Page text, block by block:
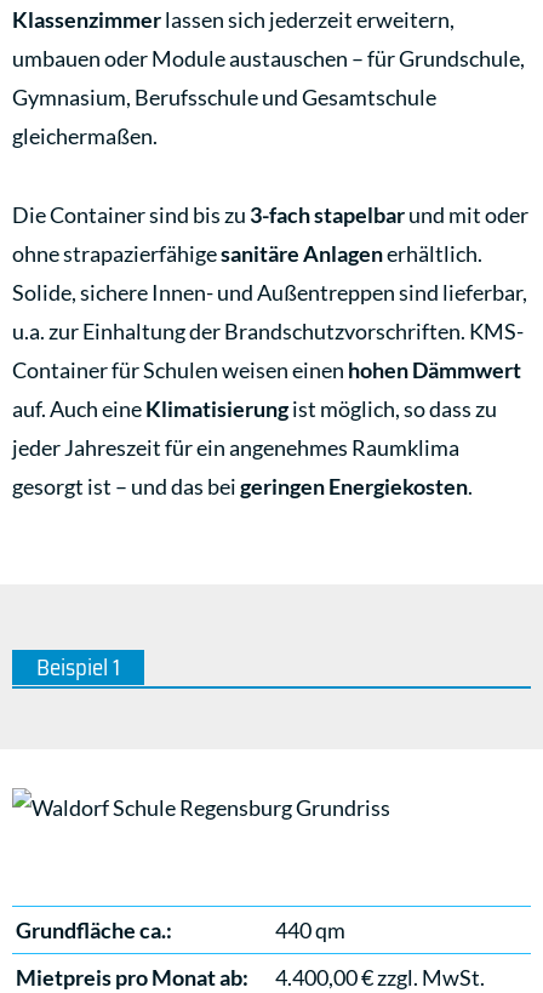
Klassenzimmerlassen sich jederzeit erweitern,
umbauen oder Module austauschen – für Grundschule,
Gymnasium, Berufsschule und Gesamtschule
gleichermaßen.
Die Container sind bis zu 3-fach stapelbarund mit oder
ohne strapazierfähigesanitäre Anlagenerhältlich.
Solide, sichere Innen- und Außentreppen sind lieferbar,
u.a. zur Einhaltung der Brandschutzvorschriften. KMS-
Container für Schulen weisen einen hohen Dämmwert
auf. Auch eineKlimatisierungist möglich, so dass zu
jeder Jahreszeit für ein angenehmes Raumklima
gesorgt ist – und das beigeringen Energiekosten.
Beispiel 1
Grundfläche ca.:
440 qm
Mietpreis pro Monat ab:
4.400,00 € zzgl. MwSt.